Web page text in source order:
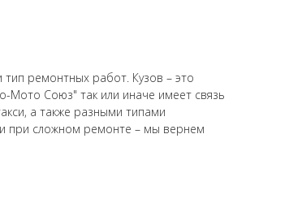
ремонтных работ. Кузов – это
Мото Союз" так или иначе имеет связь
а также разными типами
и при сложном ремонте – мы вернем